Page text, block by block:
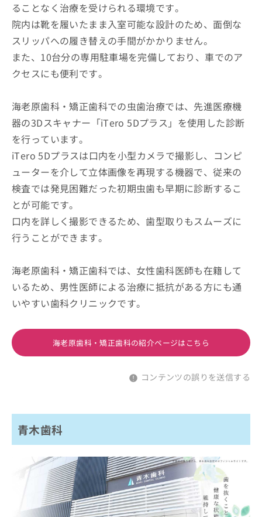
ることなく治療を受けられる環境です。
院内は靴を履いたまま入室可能な設計のため、面倒な
スリッパへの履き替えの手間がかかりません。
また、10台分の専用駐車場を完備しており、車でのア
クセスにも便利です。
海老原歯科・矯正歯科での虫歯治療では、先進医療機
器の3Dスキャナー「iTero 5Dプラス」を使用した診断
を行っています。
iTero 5Dプラスは口内を小型カメラで撮影し、コンピ
ューターを介して立体画像を再現する機器で、従来の
検査では発見困難だった初期虫歯も早期に診断するこ
とが可能です。
口内を詳しく撮影できるため、歯型取りもスムーズに
行うことができます。
海老原歯科・矯正歯科では、女性歯科医師も在籍して
いるため、男性医師による治療に抵抗がある方にも通
いやすい歯科クリニックです。
海老原歯科・矯正歯科の紹介ページはこちら
コンテンツの誤りを送信する
青木歯科